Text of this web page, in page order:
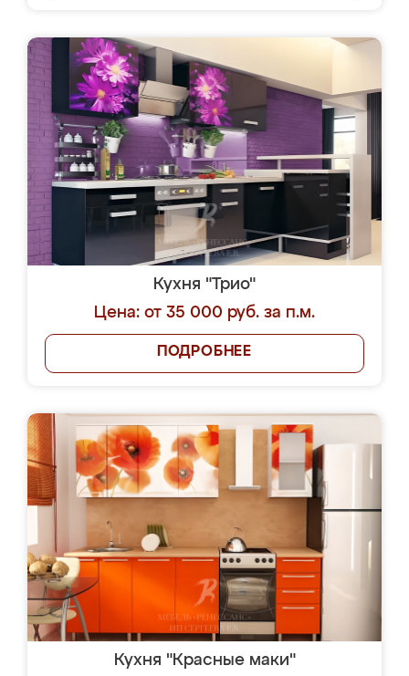
Кухня "Трио"
Цена: от 35 000 руб. за п.м.
ПОДРОБНЕЕ
Кухня "Красные маки"